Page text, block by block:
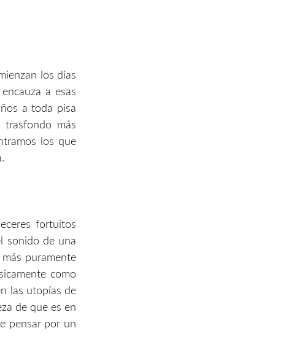
los días
a esas
a toda pisa
más
los que
fortuitos
sonido de una
puramente
como
las utopías de
de que es en
pensar por un